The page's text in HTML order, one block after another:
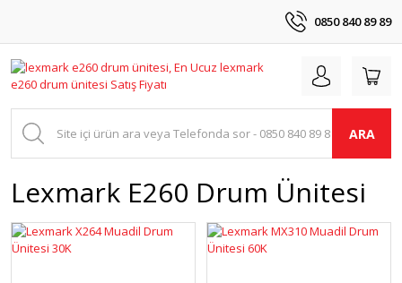
0850 840 89 89
ARA
Lexmark E260 Drum Ünitesi